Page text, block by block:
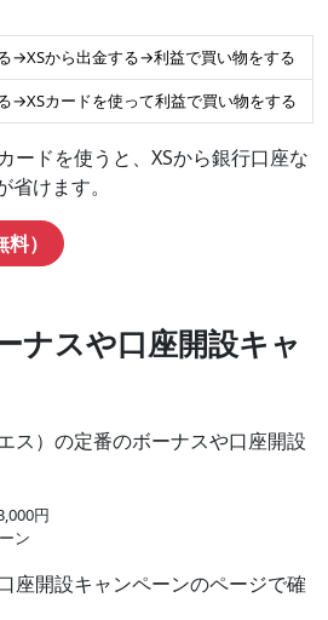
→XSから出金する→利益で買い物をする
→XSカードを使って利益で買い物をする
ードを使うと、XSから銀行口座な
けます。
）
ナスや口座開設キャ
ス）の定番のボーナスや口座開設
円
ン
座開設キャンペーンのページで確